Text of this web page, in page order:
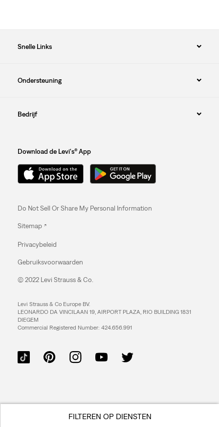
FILTEREN OP DIENSTEN
Snelle Links
Ondersteuning
Bedrijf
Download de Levi's® App
Do Not Sell Or Share My Personal Information
Sitemap
Privacybeleid
Gebruiksvoorwaarden
© 2022 Levi Strauss & Co.
Levi Strauss & Co Europe BV.
LEONARDO DA VINCILAAN 19, AIRPORT PLAZA, RIO BUILDING 1831
DIEGEM
Commercial Registered Number: 424.656.991